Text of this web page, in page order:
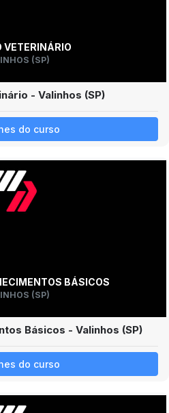
VETERINÁRIO
(SP)
- Valinhos (SP)
do curso
BÁSICOS
(SP)
Básicos - Valinhos (SP)
do curso